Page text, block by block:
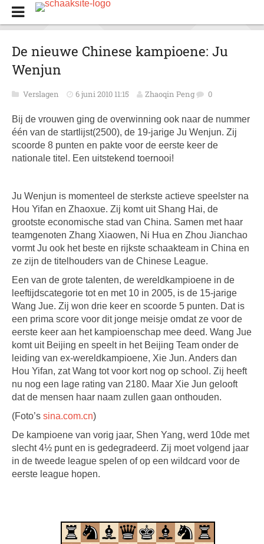
De nieuwe Chinese kampioene: Ju
Wenjun
Verslagen 6 juni 2010 11:15 Zhaoqin Peng 0
Bij de vrouwen ging de overwinning ook naar de nummer
één van de startlijst(2500), de 19-jarige Ju Wenjun. Zij
scoorde 8 punten en pakte voor de eerste keer de
nationale titel. Een uitstekend toernooi!
Ju Wenjun is momenteel de sterkste actieve speelster na
Hou Yifan en Zhaoxue. Zij komt uit Shang Hai, de
grootste economische stad van China. Samen met haar
teamgenoten Zhang Xiaowen, Ni Hua en Zhou Jianchao
vormt Ju ook het beste en rijkste schaakteam in China en
ze zijn de titelhouders van de Chinese League.
Een van de grote talenten, de wereldkampioene in de
leeftijdscategorie tot en met 10 in 2005, is de 15-jarige
Wang Jue. Zij won drie keer en scoorde 5 punten. Dat is
een prima score voor dit jonge meisje omdat ze voor de
eerste keer aan het kampioenschap mee deed. Wang Jue
komt uit Beijing en speelt in het Beijing Team onder de
leiding van ex-wereldkampioene, Xie Jun. Anders dan
Hou Yifan, zat Wang tot voor kort nog op school. Zij heeft
nu nog een lage rating van 2180. Maar Xie Jun gelooft
dat de mensen haar naam zullen gaan onthouden.
(Foto’s sina.com.cn)
De kampioene van vorig jaar, Shen Yang, werd 10de met
slecht 4½ punt en is gedegradeerd. Zij moet volgend jaar
in de tweede league spelen of op een wildcard voor de
eerste league hopen.